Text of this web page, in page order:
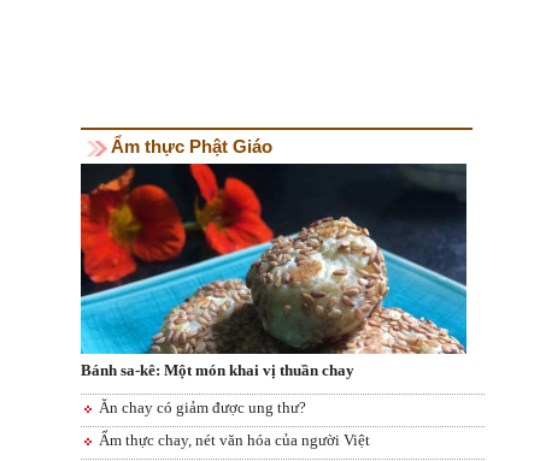
Ẩm thực Phật Giáo
Bánh sa-kê: Một món khai vị thuần chay
Ăn chay có giảm được ung thư?
Ẩm thực chay, nét văn hóa của người Việt